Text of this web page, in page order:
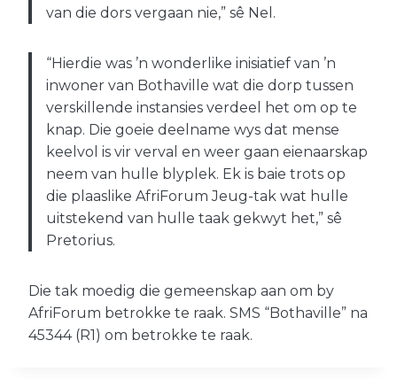
van die dors vergaan nie,” sê Nel.
“Hierdie was ’n wonderlike inisiatief van ’n
inwoner van Bothaville wat die dorp tussen
verskillende instansies verdeel het om op te
knap. Die goeie deelname wys dat mense
keelvol is vir verval en weer gaan eienaarskap
neem van hulle blyplek. Ek is baie trots op
die plaaslike AfriForum Jeug-tak wat hulle
uitstekend van hulle taak gekwyt het,” sê
Pretorius.
Die tak moedig die gemeenskap aan om by
AfriForum betrokke te raak. SMS “Bothaville” na
45344 (R1) om betrokke te raak.